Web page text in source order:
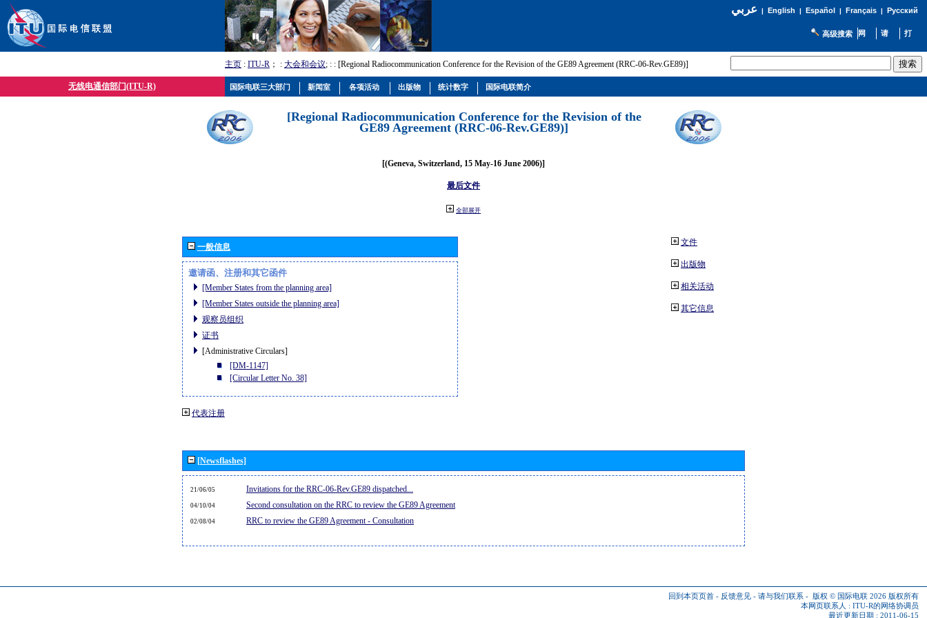
عربي| English | Español | Français| Русский
高级搜索
主页 : ITU-R ； : 大会和会议; : : [Regional Radiocommunication Conference for the Revision of the GE89 Agreement (RRC-06-Rev.GE89)]
无线电通信部门(ITU-R)
[Regional Radiocommunication Conference for the Revision of the
GE89 Agreement (RRC-06-Rev.GE89)]
[(Geneva, Switzerland, 15 May-16 June 2006)]
最后文件
全部展开
一般信息
邀请函、注册和其它函件
[Member States from the planning area]
[Member States outside the planning area]
观察员组织
证书
[Administrative Circulars]
[DM-1147]
[Circular Letter No. 38]
代表注册
文件
出版物
相关活动
其它信息
[Newsflashes]
21/06/05 Invitations for the RRC-06-Rev.GE89 dispatched...
04/10/04 Second consultation on the RRC to review the GE89 Agreement
02/08/04 RRC to review the GE89 Agreement - Consultation
回到本页页首 - 反馈意见 - 请与我们联系 - 版权 © 国际电联 2026 版权所有
本网页联系人 : ITU-R的网络协调员
最近更新日期 : 2011-06-15
国际电联三大部门 新闻室 各项活动 出版物 统计数字 国际电联简介